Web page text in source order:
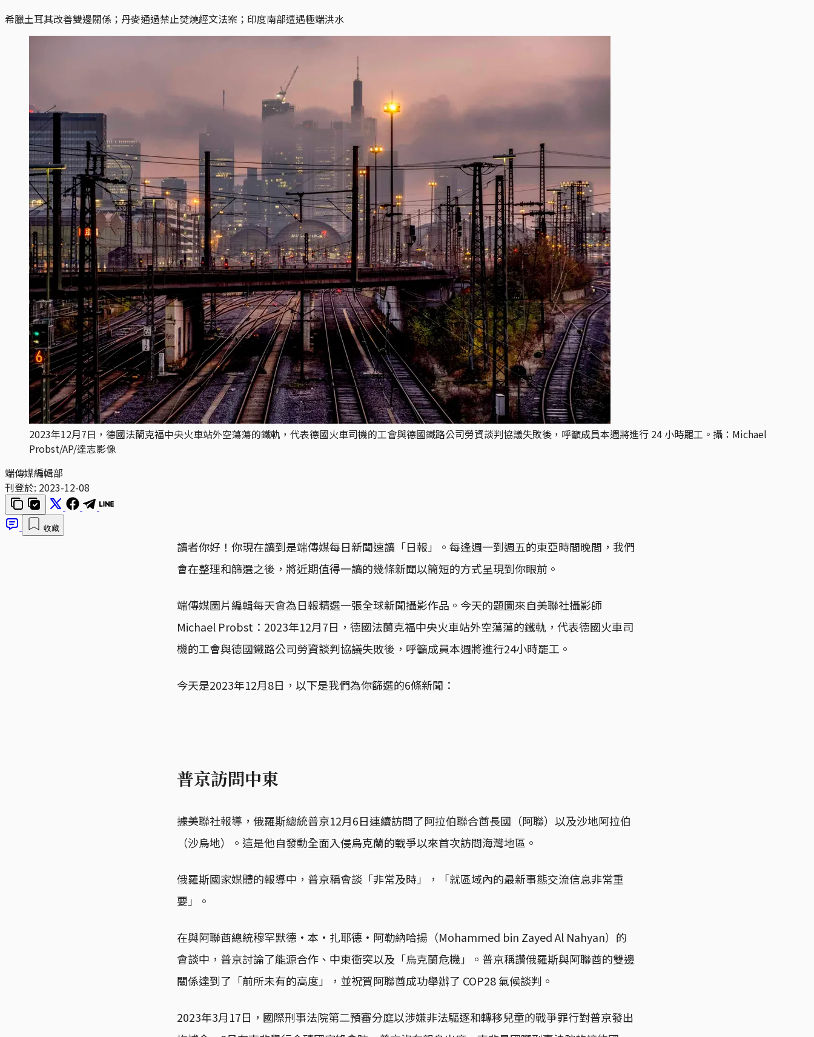
希臘土耳其改善雙邊關係；丹麥通過禁止焚燒經文法案；印度南部遭遇極端洪水
2023年12月7日，德國法蘭克福中央火車站外空蕩蕩的鐵軌，代表德國火車司機的工會與德國鐵路公司勞資談判協議失敗後，呼籲成員本週將進行 24 小時罷工。攝：Michael
Probst/AP/達志影像
端傳媒編輯部
刊登於: 2023-12-08
收藏
讀者你好！你現在讀到是端傳媒每日新聞速讀「日報」。每逢週一到週五的東亞時間晚間，我們
會在整理和篩選之後，將近期值得一讀的幾條新聞以簡短的方式呈現到你眼前。
端傳媒圖片編輯每天會為日報精選一張全球新聞攝影作品。今天的題圖來自美聯社攝影師
Michael Probst：2023年12月7日，德國法蘭克福中央火車站外空蕩蕩的鐵軌，代表德國火車司
機的工會與德國鐵路公司勞資談判協議失敗後，呼籲成員本週將進行24小時罷工。
今天是2023年12月8日，以下是我們為你篩選的6條新聞：
普京訪問中東
據美聯社報導，俄羅斯總統普京12月6日連續訪問了阿拉伯聯合酋長國（阿聯）以及沙地阿拉伯
（沙烏地）。這是他自發動全面入侵烏克蘭的戰爭以來首次訪問海灣地區。
俄羅斯國家媒體的報導中，普京稱會談「非常及時」，「就區域內的最新事態交流信息非常重
要」。
在與阿聯酋總統穆罕默德·本·扎耶德·阿勒納哈揚（Mohammed bin Zayed Al Nahyan）的
會談中，普京討論了能源合作、中東衝突以及「烏克蘭危機」。普京稱讚俄羅斯與阿聯酋的雙邊
關係達到了「前所未有的高度」，並祝賀阿聯酋成功舉辦了 COP28 氣候談判。
2023年3月17日，國際刑事法院第二預審分庭以涉嫌非法驅逐和轉移兒童的戰爭罪行對普京發出